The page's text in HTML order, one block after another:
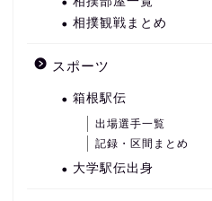
相撲観戦まとめ
スポーツ
箱根駅伝
出場選手一覧
記録・区間まとめ
大学駅伝出身